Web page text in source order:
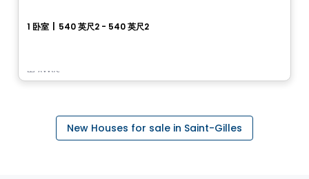
1 卧室 540 英尺2 - 540 英尺2
由 Axxys
New Houses for sale in Saint-Gilles